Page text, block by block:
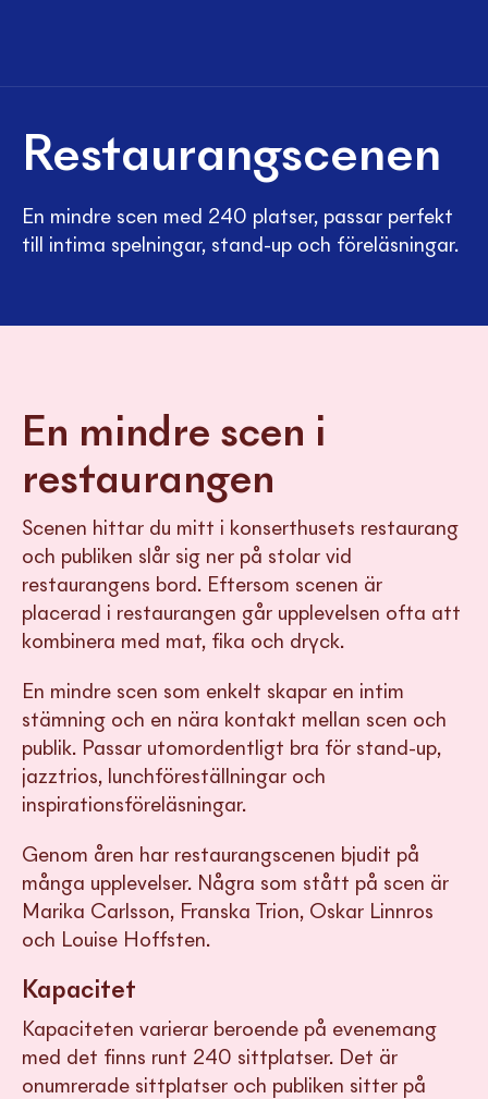
Restaurang­scenen
En mindre scen med 240 platser, passar perfekt
till intima spelningar, stand-up och föreläsningar.
En mindre scen i
restaurangen
Scenen hittar du mitt i konserthusets restaurang
och publiken slår sig ner på stolar vid
restaurangens bord. Eftersom scenen är
placerad i restaurangen går upplevelsen ofta att
kombinera med mat, fika och dryck.
En mindre scen som enkelt skapar en intim
stämning och en nära kontakt mellan scen och
publik. Passar utomordentligt bra för stand-up,
jazztrios, lunchföreställningar och
inspirationsföreläsningar.
Genom åren har restaurangscenen bjudit på
många upplevelser. Några som stått på scen är
Marika Carlsson, Franska Trion, Oskar Linnros
och Louise Hoffsten.
Kapacitet
Kapaciteten varierar beroende på evenemang
med det finns runt 240 sittplatser. Det är
onumrerade sittplatser och publiken sitter på